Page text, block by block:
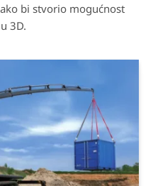
bi stvorio mogućnost
3D.